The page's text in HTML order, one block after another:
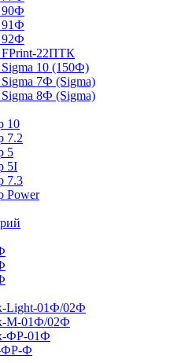
22ПТК
10 (150Ф)
7Ф (Sigma)
8Ф (Sigma)
10
7.2
5
5I
7.3
Power
Light-01Ф/02Ф
М-01Ф/02Ф
ФР-01Ф
ФР-Ф